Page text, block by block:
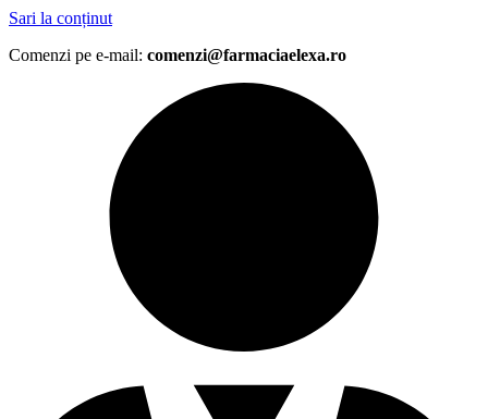
Sari la conținut
Comenzi pe e-mail: comenzi@farmaciaelexa.ro